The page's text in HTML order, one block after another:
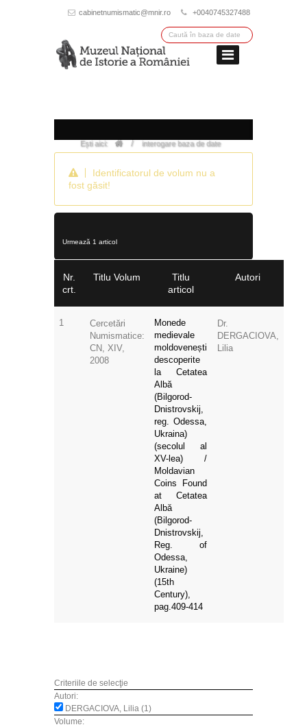
cabinetnumismatic@mnir.ro +0040745327488
Ești aici: / interogare baza de date
Identificatorul de volum nu a
fost găsit!
Urmează 1 articol
Nr.
crt.
Titlu Volum
Titlu
articol
Autori
1
Cercetări
Numismatice:
CN, XIV,
2008
Monede
medievale
moldovenești
descoperite
la Cetatea
Albă
(Bilgorod-
Dnistrovskij,
reg. Odessa,
Ukraina)
(secolul al
XV-lea) /
Moldavian
Coins Found
at Cetatea
Albă
(Bilgorod-
Dnistrovskij,
Reg. of
Odessa,
Ukraine)
(15th
Century),
pag.409-414
Dr.
DERGACIOVA,
Lilia
Criteriile de selecţie
Autori:
DERGACIOVA, Lilia (1)
Volume: